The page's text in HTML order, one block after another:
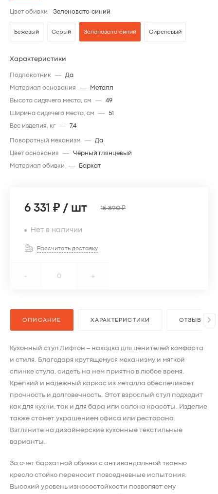
Цвет обивки Зеленовато-синий
Бежевый Серый Зеленовато-синий Сиреневый
Характеристики
Подлокотник — Да
Материал основания
—
Металл
Высота сидячего места, см
— 49
Ширина сидячего места, см
— 51
Вес изделия, кг — 7,4
Поворотный механизм — Да
Цвет основания
—
Чёрный глянцевый
Материал обивки
— Бархат
6 331 ₽ / шт 15 890 ₽
Нет в наличии
Рассчитать доставку
- +
ОПИСАНИЕ ХАРАКТЕРИСТИКИ ОТЗЫВЫ
Кухонный стул Лифтон – находка для ценителей комфорта
и стиля. Благодаря крутящемуся механизму и мягкой
спинке стула, сидеть на нем приятно в любое время.
Крепкий и надежный каркас из металла обеспечивает
прочность и долговечность. Этот взрослый стул подходит
как для кухни, так и для бара или салона красоты. Изделие
также станет украшением офиса или ресторана.
Взгляните на дизайнерские кухонные текстильные
варианты.
За счет бархатной обивки с антивандальной тканью
кресло стойко переносит повседневные испытания.
Высокий уровень износостойкости позволяет ему